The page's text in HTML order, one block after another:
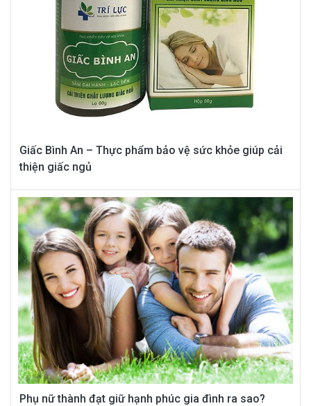
Giấc Bình An – Thực phẩm bảo vệ sức khỏe giúp cải
thiện giấc ngủ
Phụ nữ thành đạt giữ hạnh phúc gia đình ra sao?